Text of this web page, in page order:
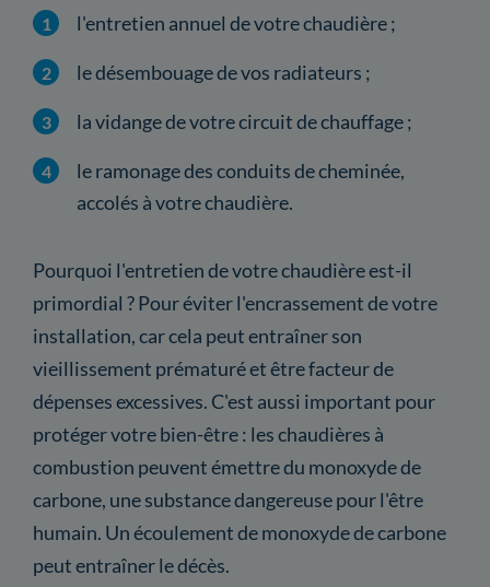
l'entretien annuel de votre chaudière ;
le désembouage de vos radiateurs ;
la vidange de votre circuit de chauffage ;
le ramonage des conduits de cheminée,
accolés à votre chaudière.
Pourquoi l'entretien de votre chaudière est-il
primordial ? Pour éviter l'encrassement de votre
installation, car cela peut entraîner son
vieillissement prématuré et être facteur de
dépenses excessives. C'est aussi important pour
protéger votre bien-être : les chaudières à
combustion peuvent émettre du monoxyde de
carbone, une substance dangereuse pour l'être
humain. Un écoulement de monoxyde de carbone
peut entraîner le décès.